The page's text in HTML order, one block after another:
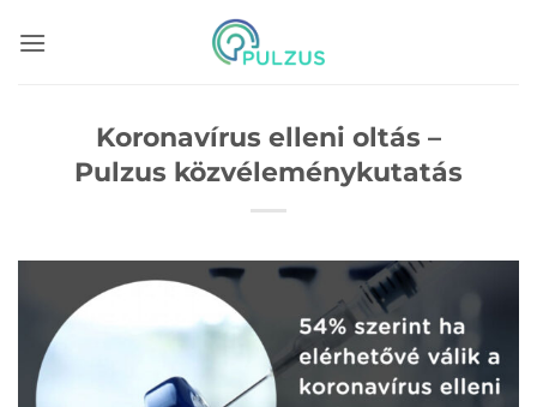
Koronavírus elleni oltás –
Pulzus közvéleménykutatás